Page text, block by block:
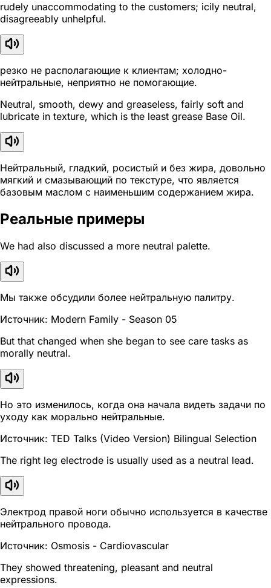
rudely unaccommodating to the customers; icily neutral,
disagreeably unhelpful.
резко не располагающие к клиентам; холодно-
нейтральные, неприятно не помогающие.
Neutral, smooth, dewy and greaseless, fairly soft and
lubricate in texture, which is the least grease Base Oil.
Нейтральный, гладкий, росистый и без жира, довольно
мягкий и смазывающий по текстуре, что является
базовым маслом с наименьшим содержанием жира.
Реальные примеры
We had also discussed a more neutral palette.
Мы также обсудили более нейтральную палитру.
Источник: Modern Family - Season 05
But that changed when she began to see care tasks as
morally neutral.
Но это изменилось, когда она начала видеть задачи по
уходу как морально нейтральные.
Источник: TED Talks (Video Version) Bilingual Selection
The right leg electrode is usually used as a neutral lead.
Электрод правой ноги обычно используется в качестве
нейтрального провода.
Источник: Osmosis - Cardiovascular
They showed threatening, pleasant and neutral
expressions.